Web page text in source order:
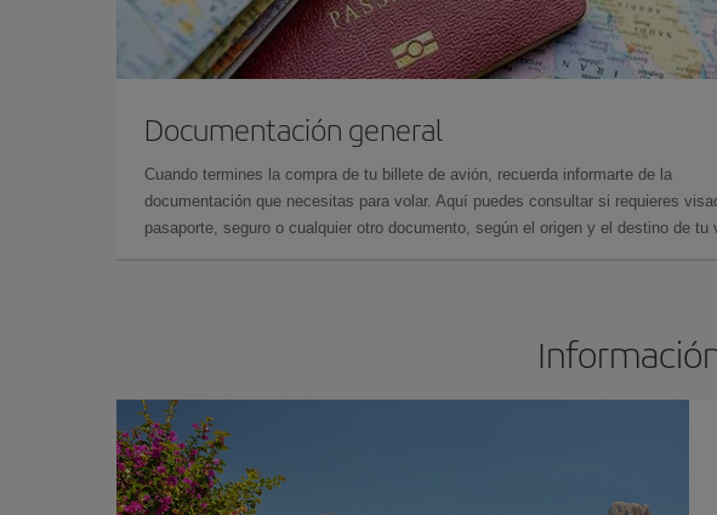
Documentación general
Cuando termines la compra de tu billete de avión, recuerda informarte de la
documentación que necesitas para volar. Aquí puedes consultar si requieres
pasaporte, seguro o cualquier otro documento, según el origen y el destino de tu